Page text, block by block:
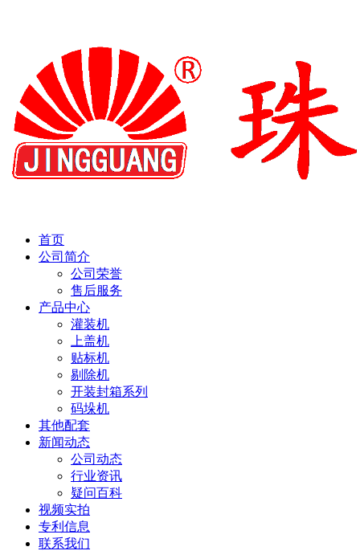
首页
公司简介
公司荣誉
售后服务
产品中心
灌装机
上盖机
贴标机
剔除机
开装封箱系列
码垛机
其他配套
新闻动态
公司动态
行业资讯
疑问百科
视频实拍
专利信息
联系我们